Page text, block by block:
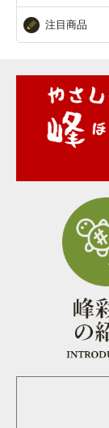
注目商品